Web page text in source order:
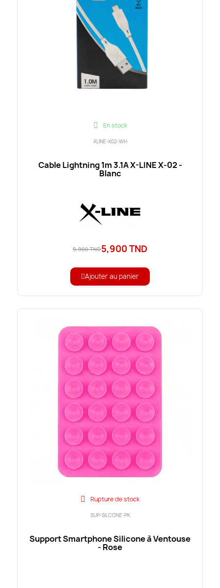
En stock
XLINE-X02-WH
Cable Lightning 1m 3.1A X-LINE X-02 -
Blanc
9,900 TND5,900 TND
Ajouter au panier
Rupture de stock
SUP-SILCONE-PK
Support Smartphone Silicone à Ventouse
- Rose